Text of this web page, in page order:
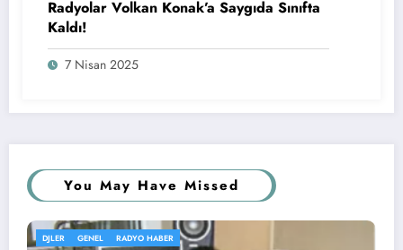
Radyolar Volkan Konak’a Saygıda Sınıfta
Kaldı!
7 Nisan 2025
You May Have Missed